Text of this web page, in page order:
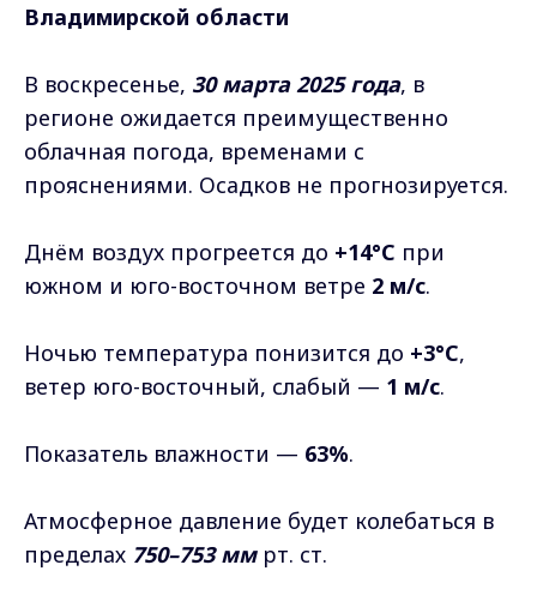
Владимирской области
В воскресенье, 30 марта 2025 года, в
регионе ожидается преимущественно
облачная погода, временами с
прояснениями. Осадков не прогнозируется.
Днём воздух прогреется до +14°C при
южном и юго-восточном ветре 2 м/с.
Ночью температура понизится до +3°C,
ветер юго-восточный, слабый — 1 м/с.
Показатель влажности — 63%.
Атмосферное давление будет колебаться в
пределах 750–753 ммрт. ст.